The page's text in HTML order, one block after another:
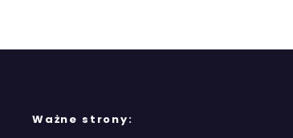
Ważne strony: